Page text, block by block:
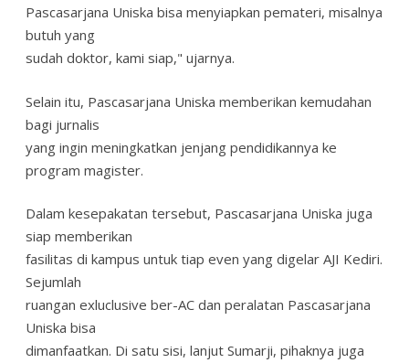
Pascasarjana Uniska bisa menyiapkan pemateri, misalnya
butuh yang
sudah doktor, kami siap," ujarnya.
Selain itu, Pascasarjana Uniska memberikan kemudahan
bagi jurnalis
yang ingin meningkatkan jenjang pendidikannya ke
program magister.
Dalam kesepakatan tersebut, Pascasarjana Uniska juga
siap memberikan
fasilitas di kampus untuk tiap even yang digelar AJI Kediri.
Sejumlah
ruangan exluclusive ber-AC dan peralatan Pascasarjana
Uniska bisa
dimanfaatkan. Di satu sisi, lanjut Sumarji, pihaknya juga